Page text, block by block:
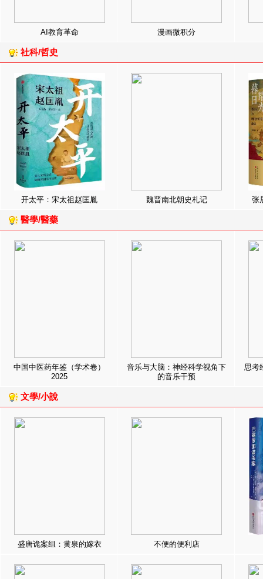
AI教育革命 漫画微积分
社科/哲史
开太平：宋太祖赵匡胤 魏晋南北朝史札记 张
醫學/醫藥
中国中医药年鉴（学术卷）
2025
音乐与大脑：神经科学视角下
的音乐干预
思考
文學/小說
盛唐诡案组：黄泉的嫁衣 不便的便利店